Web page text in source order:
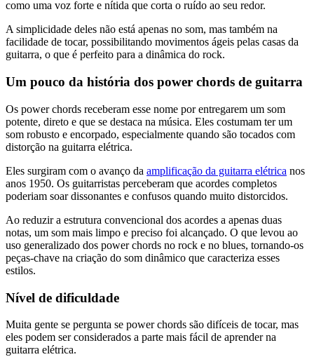
como uma voz forte e nítida que corta o ruído ao seu redor.
A simplicidade deles não está apenas no som, mas também na
facilidade de tocar, possibilitando movimentos ágeis pelas casas da
guitarra, o que é perfeito para a dinâmica do rock.
Um pouco da história dos power chords de guitarra
Os power chords receberam esse nome por entregarem um som
potente, direto e que se destaca na música. Eles costumam ter um
som robusto e encorpado, especialmente quando são tocados com
distorção na guitarra elétrica.
Eles surgiram com o avanço da amplificação da guitarra elétrica nos
anos 1950. Os guitarristas perceberam que acordes completos
poderiam soar dissonantes e confusos quando muito distorcidos.
Ao reduzir a estrutura convencional dos acordes a apenas duas
notas, um som mais limpo e preciso foi alcançado. O que levou ao
uso generalizado dos power chords no rock e no blues, tornando-os
peças-chave na criação do som dinâmico que caracteriza esses
estilos.
Nível de dificuldade
Muita gente se pergunta se power chords são difíceis de tocar, mas
eles podem ser considerados a parte mais fácil de aprender na
guitarra elétrica.